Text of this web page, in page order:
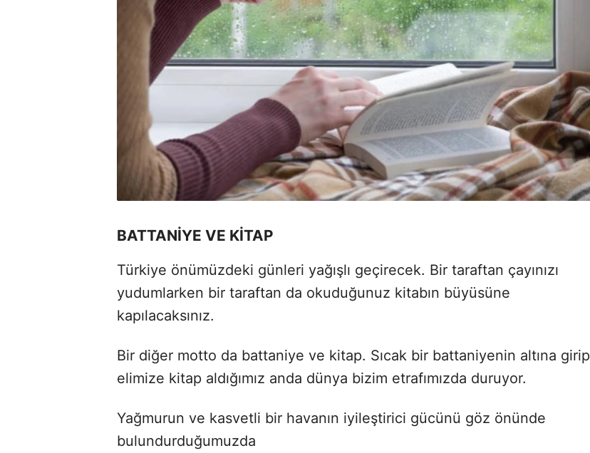
BATTANİYE VE KİTAP
Türkiye önümüzdeki günleri yağışlı geçirecek. Bir taraftan çayınızı
yudumlarken bir taraftan da okuduğunuz kitabın büyüsüne
kapılacaksınız.
Bir diğer motto da battaniye ve kitap. Sıcak bir battaniyenin altına girip
elimize kitap aldığımız anda dünya bizim etrafımızda duruyor.
Yağmurun ve kasvetli bir havanın iyileştirici gücünü göz önünde
bulundurduğumuzda